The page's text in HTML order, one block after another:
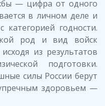
— цифра от одного
в личном деле и
категорией годности.
род и вид войск
из результатов
подготовки.
силы России берут
здоровьем —